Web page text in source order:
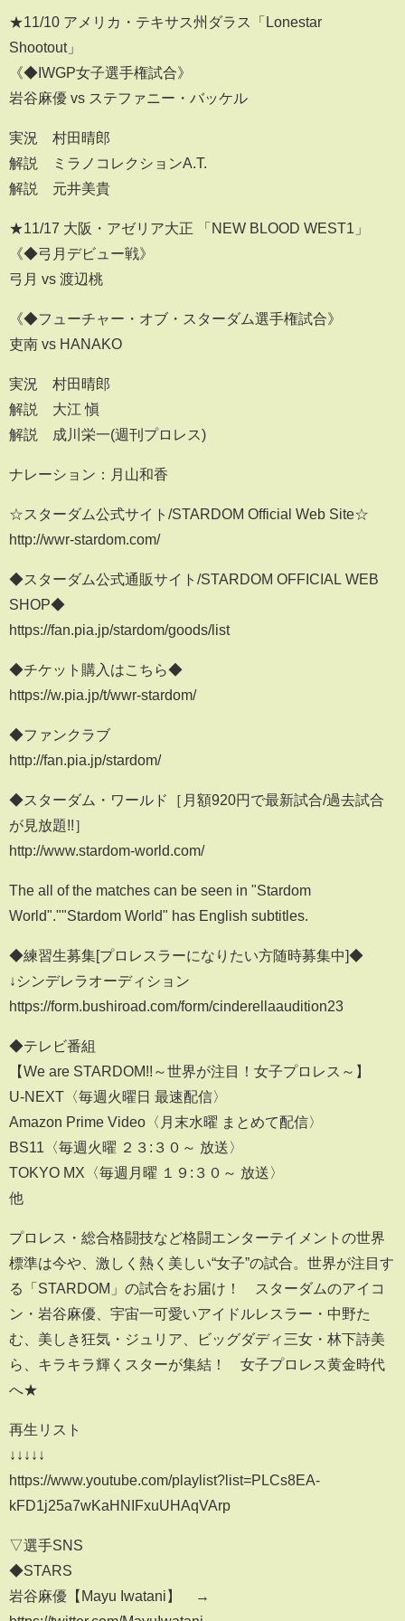
★11/10 アメリカ・テキサス州ダラス「Lonestar
Shootout」
《◆IWGP女子選手権試合》
岩谷麻優 vs ステファニー・バッケル
実況 村田晴郎
解説 ミラノコレクションA.T.
解説 元井美貴
★11/17 大阪・アゼリア大正 「NEW BLOOD WEST1」
《◆弓月デビュー戦》
弓月 vs 渡辺桃
《◆フューチャー・オブ・スターダム選手権試合》
吏南 vs HANAKO
実況 村田晴郎
解説 大江 愼
解説 成川栄一(週刊プロレス)
ナレーション：月山和香
☆スターダム公式サイト/STARDOM Official Web Site☆
http://wwr-stardom.com/
◆スターダム公式通販サイト/STARDOM OFFICIAL WEB
SHOP◆
https://fan.pia.jp/stardom/goods/list
◆チケット購入はこちら◆
https://w.pia.jp/t/wwr-stardom/
◆ファンクラブ
http://fan.pia.jp/stardom/
◆スターダム・ワールド［月額920円で最新試合/過去試合
が見放題!!］
http://www.stardom-world.com/
The all of the matches can be seen in "Stardom
World".""Stardom World" has English subtitles.
◆練習生募集[プロレスラーになりたい方随時募集中]◆
↓シンデレラオーディション
https://form.bushiroad.com/form/cinderellaaudition23
◆テレビ番組
【We are STARDOM!!～世界が注目！女子プロレス～】
U-NEXT〈毎週火曜日 最速配信〉
Amazon Prime Video〈月末水曜 まとめて配信〉
BS11〈毎週火曜 ２３:３０～ 放送〉
TOKYO MX〈毎週月曜 １９:３０～ 放送〉
他
プロレス・総合格闘技など格闘エンターテイメントの世界
標準は今や、激しく熱く美しい“女子”の試合。世界が注目す
る「STARDOM」の試合をお届け！ スターダムのアイコ
ン・岩谷麻優、宇宙一可愛いアイドルレスラー・中野た
む、美しき狂気・ジュリア、ビッグダディ三女・林下詩美
ら、キラキラ輝くスターが集結！ 女子プロレス黄金時代
へ★
再生リスト
↓↓↓↓↓
https://www.youtube.com/playlist?list=PLCs8EA-
kFD1j25a7wKaHNIFxuUHAqVArp
▽選手SNS
◆STARS
岩谷麻優【Mayu Iwatani】 →